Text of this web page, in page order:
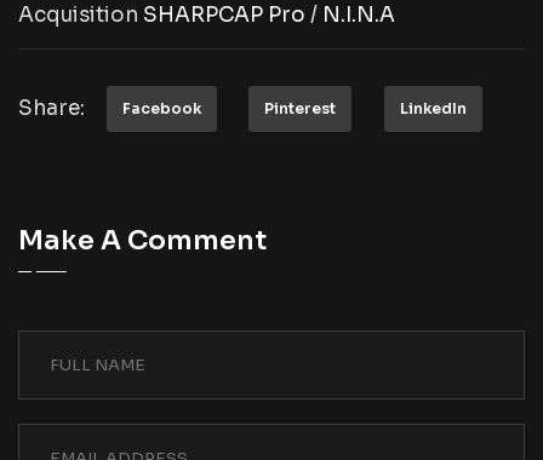
Acquisition SHARPCAP Pro / N.I.N.A
Share: Facebook Pinterest LinkedIn
Make A Comment